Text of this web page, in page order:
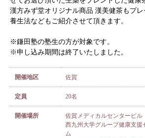
漢方みず堂オリジナル商品 漢美健茶もプ
養生法などもご紹介させて頂きます。
※鎌田塾の塾生の方が対象です。
※申し込み期間は終了いたしました。
開催地区 佐賀
定員 20名
開催場所
佐賀メディカルセンタービル
西九州大学グループ健康支
ム